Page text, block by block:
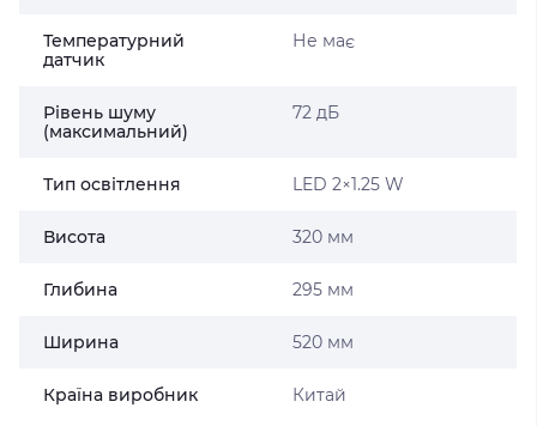
Температурний
датчик
Не має
Рівень шуму
(максимальний)
72 дБ
Тип освітлення LED 2×1.25 W
Висота 320 мм
Глибина 295 мм
Ширина 520 мм
Країна виробник Китай